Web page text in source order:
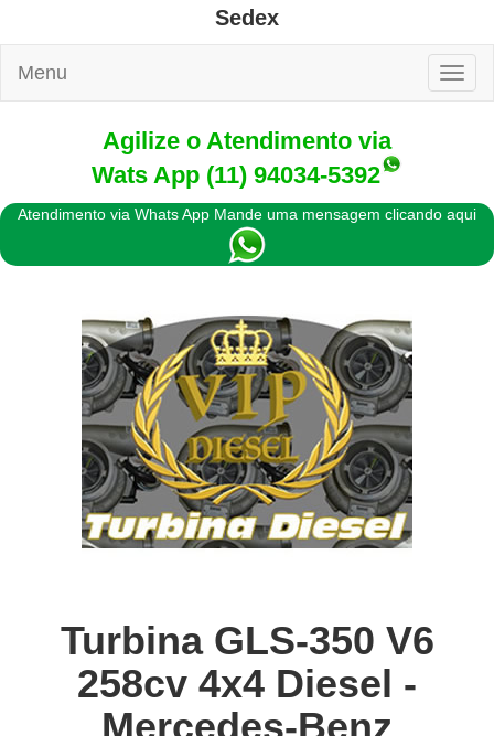
Sedex
Menu
Agilize o Atendimento via
Wats App (11) 94034-5392
Atendimento via Whats App Mande uma mensagem clicando aqui
Turbina GLS-350 V6
258cv 4x4 Diesel -
Mercedes-Benz